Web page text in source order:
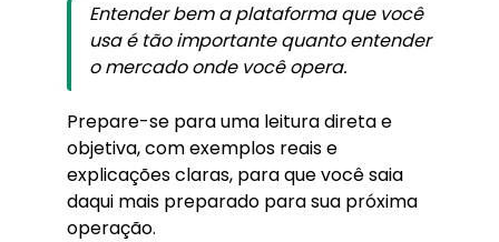
Entender bem a plataforma que você
usa é tão importante quanto entender
o mercado onde você opera.
Prepare-se para uma leitura direta e
objetiva, com exemplos reais e
explicações claras, para que você saia
daqui mais preparado para sua próxima
operação.